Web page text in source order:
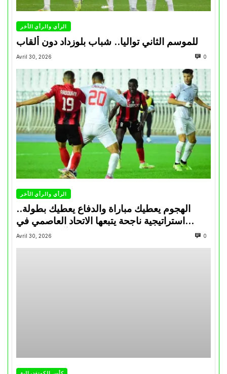
الرأي والرأي الأخر
للموسم الثاني تواليا.. شباب بلوزداد دون ألقاب
Avril 30, 2026 0
الرأي والرأي الأخر
الهجوم يعطيك مباراة والدفاع يعطيك بطولة..
استراتيجية ناجحة يتبعها الاتحاد العاصمي في
تتويجاته آخر السنوات
Avril 30, 2026 0